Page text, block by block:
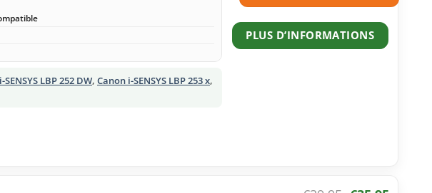
LBP 252 DW, Canon i-SENSYS LBP 253 x,
PLUS D’INFORMATIONS